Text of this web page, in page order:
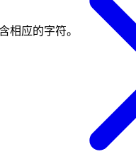
相应的字符。